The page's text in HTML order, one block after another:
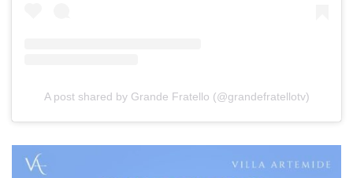
A post shared by Grande Fratello (@grandefratellotv)